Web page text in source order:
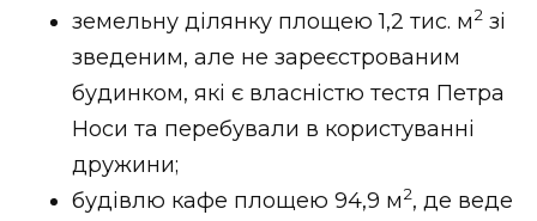
земельну ділянку площею 1,2 тис. м2 зі
зведеним, але не зареєстрованим
будинком, які є власністю тестя Петра
Носи та перебували в користуванні
дружини;
будівлю кафе площею 94,9 м2, де веде